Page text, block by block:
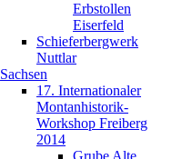
Erbstollen
Eiserfeld
Schieferbergwerk
Nuttlar
Sachsen
17. Internationaler
Montanhistorik-
Workshop Freiberg
2014
Grube Alte